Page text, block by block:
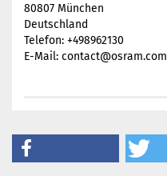
80807 München
Deutschland
Telefon: +498962130
E-Mail: contact@osram.com